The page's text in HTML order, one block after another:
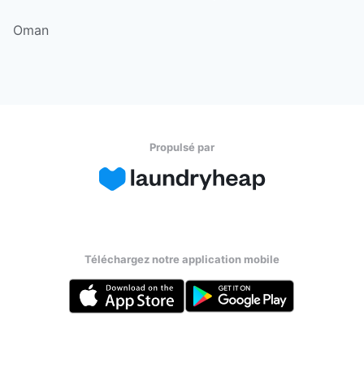
Oman
Propulsé par
Téléchargez notre application mobile